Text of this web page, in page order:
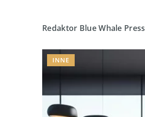
Redaktor Blue Whale Press
INNE